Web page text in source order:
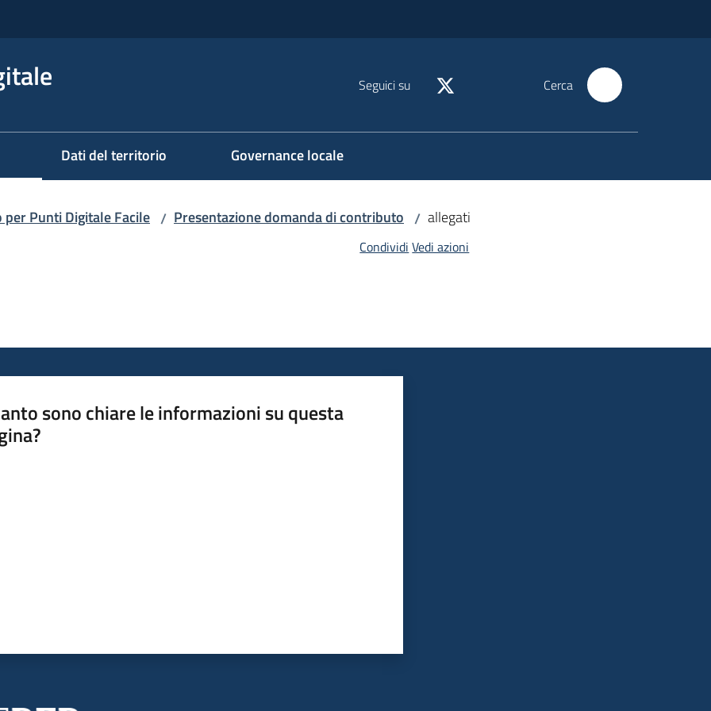
Seguici su Cerca
Dati del territorio Governance locale
Punti Digitale Facile / Presentazione domanda di contributo / allegati
Condividi Vedi azioni
sono chiare le informazioni su questa